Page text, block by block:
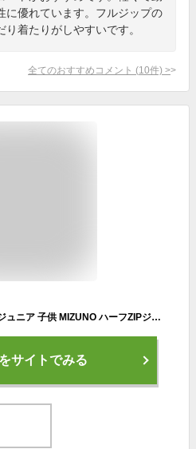
に優れています。フルジップの
着たりがしやすいです。
全てのおすすめコメント (10件) >
ミズノ グランドコート キッズ ジュニア 子供 MIZUNO ハーフZIPジャケット 野球 ベースボール スポーツ 運動 部活 アウター ジャンパー 防寒 ブランド 定番 人気 ブラック 黒 ネイビー 紺 レッド 赤 12JE5V45
サイトでみる